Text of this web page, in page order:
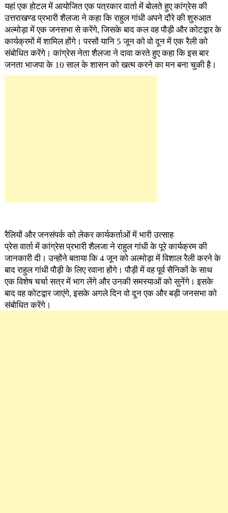
यहां एक होटल में आयोजित एक पत्रकार वार्ता में बोलते हुए कांग्रेस की
उत्तराखण्ड प्रभारी शैलजा ने कहा कि राहुल गांधी अपने दौरे की शुरुआत
अल्मोड़ा में एक जनसभा से करेंगे, जिसके बाद कल वह पौड़ी और कोटद्वार के
कार्यक्रमों में शामिल होंगे। परसों यानि 5 जून को वो दून में एक रैली को
संबोधित करेंगे। कांग्रेस नेता शैलजा ने दावा करते हुए कहा कि इस बार
जनता भाजपा के 10 साल के शासन को खत्म करने का मन बना चुकी है।
रैलियों और जनसंपर्क को लेकर कार्यकर्ताओं में भारी उत्साह
प्रेस वार्ता में कांग्रेस प्रभारी शैलजा ने राहुल गांधी के पूरे कार्यक्रम की
जानकारी दी। उन्होंने बताया कि 4 जून को अल्मोड़ा में विशाल रैली करने के
बाद राहुल गांधी पौड़ी के लिए रवाना होंगे। पौड़ी में वह पूर्व सैनिकों के साथ
एक विशेष चर्चा सत्र में भाग लेंगे और उनकी समस्याओं को सुनेंगे। इसके
बाद वह कोटद्वार जाएंगे, इसके अगले दिन वो दून एक और बड़ी जनसभा को
संबोधित करेंगे।